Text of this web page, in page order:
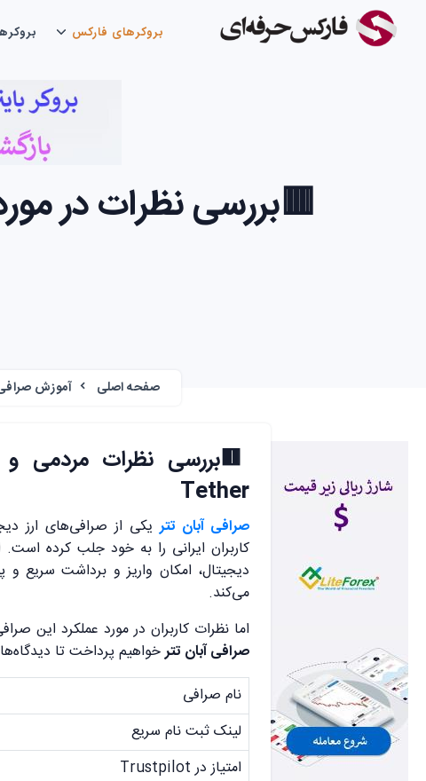
بروکرهای فارکس
🟥بررسی نظرات در
صفحه اصلی آموزش
🟥
Tether
صرافی آبان تتریکی از صرافی‌های ارز
کاربران ایرانی را به خود جلب کرده
دیجیتال، امکان واریز و برداشت سریع و
می‌کند.
اما نظرات کاربران در مورد عملکرد این
صرافی آبان تترخواهیم پرداخت تا
نام صرافی
لینک ثبت نام سریع
امتیاز در Trustpilot